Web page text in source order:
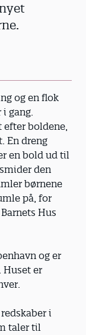
og en flok
i gang.
efter boldene,
En dreng
en bold ud til
den
børnene
på, for
Hus
og er
er
i
taler til